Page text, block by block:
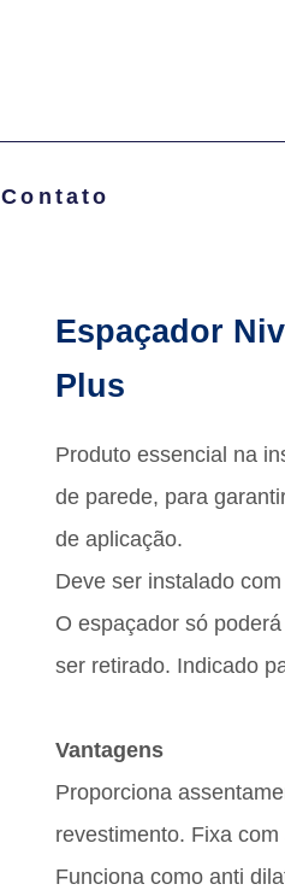
Contato
Espaçador
Plus
Produto essencial na
de parede, para
de aplicação.
Deve ser instalado
O espaçador só
ser retirado. Indicado
Vantagens
Proporciona
revestimento. Fixa
Funciona como anti